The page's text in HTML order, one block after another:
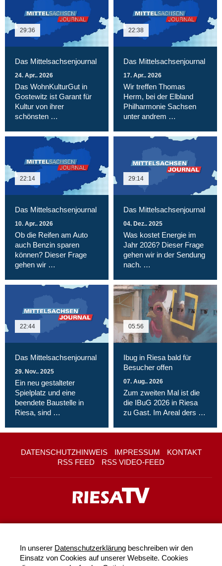
29:36
Das Mittelsachsenjournal
24. Apr.. 2026
Das WohnKulturGut in
Gostewitz ist Garant für
Kultur von ihrer
schönsten …
22:38
Das Mittelsachsenjournal
17. Apr.. 2026
Wir treffen Thomas
Herm, bei der Elbland
Philharmonie Sachsen
unter andrem …
22:14
Das Mittelsachsenjournal
10. Apr.. 2026
Ob die Reifen am Auto
auch Benzin sparen
können? Dieser Frage
gehen wir …
29:14
Das Mittelsachsenjournal
04. Dez.. 2025
Was kostet Energie im
Jahr 2026? Dieser Frage
gehen wir in der Sendung
nach. …
22:44
Das Mittelsachsenjournal
29. Nov.. 2025
Ein neu gestalteter
Spielplatz und eine
beendete Baustelle in
Riesa, sind …
05:56
Ibug in Riesa bald für
Besucher offen
07. Aug.. 2026
Zum zweiten Mal ist die
die IBuG 2026 in Riesa
zu Gast. Im Areal ders …
DATENSCHUTZHINWEIS IMPRESSUM
KONTAKT
RSS FEED
RSS VIDEO-FEED
In unserer Datenschutzerklärung beschreiben wir den
Einsatz von Cookies auf unserer Webseite. Cookies